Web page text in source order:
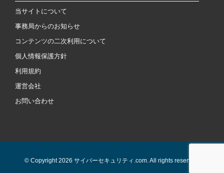
当サイトについて
事務局からのお知らせ
コンテンツの二次利用について
個人情報保護方針
利用規約
運営会社
お問い合わせ
© Copyright 2026 サイバーセキュリティ.com. All rights reserved.